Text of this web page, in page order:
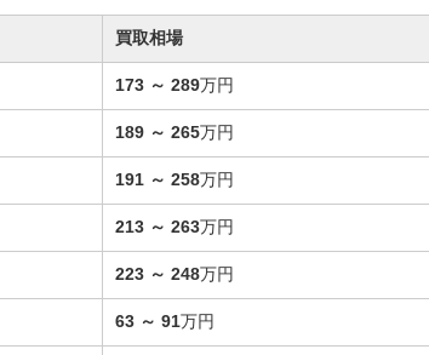
買取相場
173 ～ 289万円
189 ～ 265万円
191 ～ 258万円
213 ～ 263万円
223 ～ 248万円
63 ～ 91万円